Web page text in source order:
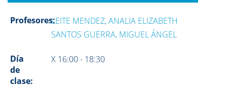
Profesores:LEITE MENDEZ, ANALIA ELIZABETH
SANTOS GUERRA, MIGUEL ÁNGEL
Día
de
clase:
X 16:00 - 18:30